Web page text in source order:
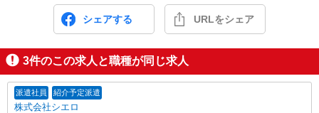
シェアする URLをシェア
3件のこの求人と職種が同じ求人
派遣社員 紹介予定派遣
株式会社シエロ